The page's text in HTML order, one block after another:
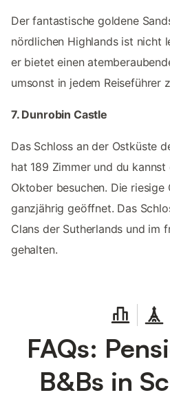
Der fantastische goldene
nördlichen Highlands ist nicht
er bietet einen
umsonst in jedem Reiseführer
7. Dunrobin Castle
Das Schloss an der Ostküste
hat 189 Zimmer und du
Oktober besuchen. Die riesige
ganzjährig geöffnet. Das
Clans der Sutherlands und im
gehalten.
FAQs:
B&Bs in